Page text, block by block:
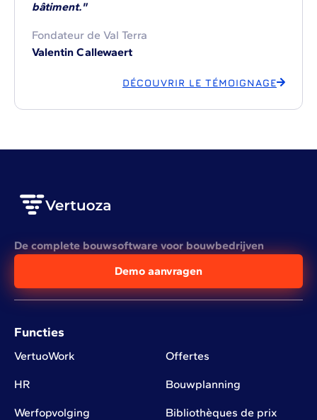
bâtiment."
Fondateur de Val Terra
Valentin Callewaert
DÉCOUVRIR LE TÉMOIGNAGE
De complete bouwsoftware voor bouwbedrijven
Demo aanvragen
Functies
VertuoWork Offertes
HR Bouwplanning
Werfopvolging Bibliothèques de prix